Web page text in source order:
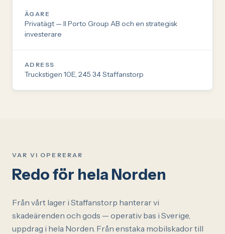
ÄGARE
Privatägt — Il Porto Group AB och en strategisk
investerare
ADRESS
Truckstigen 10E, 245 34 Staffanstorp
VAR VI OPERERAR
Redo för hela Norden
Från vårt lager i Staffanstorp hanterar vi
skadeärenden och gods — operativ bas i Sverige,
uppdrag i hela Norden. Från enstaka mobilskador till